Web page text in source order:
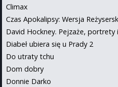
Climax
Czas Apokalipsy: Wersja
David Hockney. Pejzaże,
Diabeł ubiera się u Prady 2
Do utraty tchu
Dom dobry
Donnie Darko